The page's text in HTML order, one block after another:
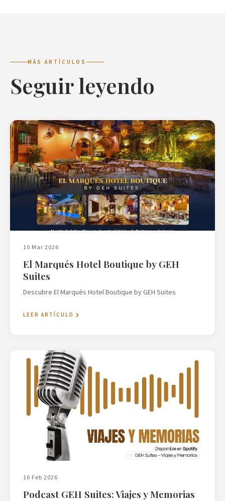
MÁS ARTÍCULOS
Seguir leyendo
10 Mar 2026
El Marqués Hotel Boutique by GEH
Suites
Descubre El Marqués Hotel Boutique by GEH Suites
LEER ARTÍCULO
16 Feb 2026
Podcast GEH Suites: Viajes y Memorias